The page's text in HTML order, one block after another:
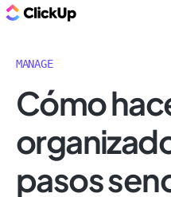
MANAGE
Cómo
pasos